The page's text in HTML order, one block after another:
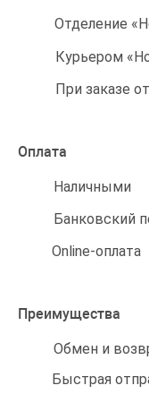
Отделение
Курьером
При заказе
Оплата
Наличными
Банковский
Online-оплата
Преимущества
Обмен и
Быстрая